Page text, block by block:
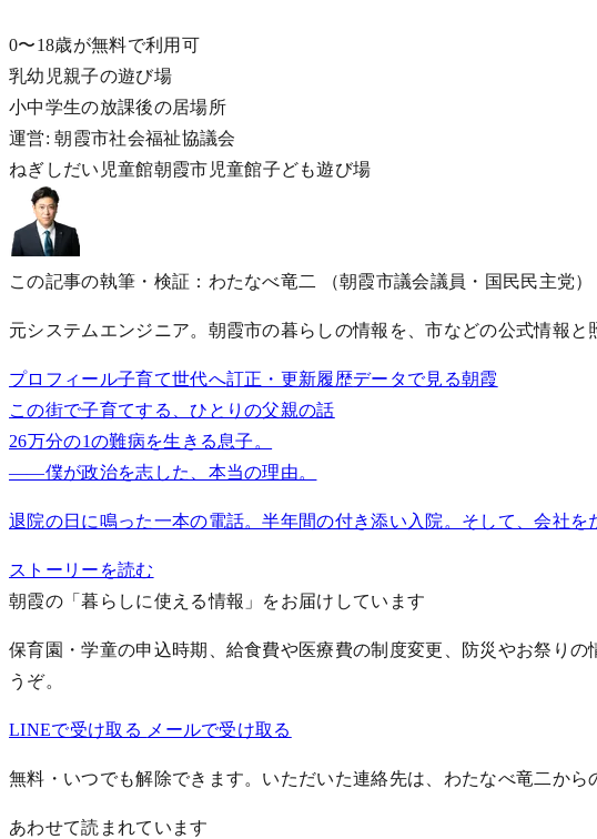
0〜18歳が無料で利用可
乳幼児親子の遊び場
小中学生の放課後の居場所
運営: 朝霞市社会福祉協議会
ねぎしだい児童館朝霞市 児童館子ども遊び場
この記事の執筆・検証：わたなべ竜二 （朝霞市議会議員・国民民主党）
元システムエンジニア。朝霞市の暮らしの情報を、市などの公式情報
プロフィール子育て世代へ訂正・更新履歴データで見る朝霞
この街で子育てする、ひとりの父親の話
26万分の1の難病を生きる息子。
——僕が政治を志した、本当の理由。
退院の日に鳴った一本の電話。半年間の付き添い入院。そして、会社
ストーリーを読む
朝霞の「暮らしに使える情報」をお届けしています
保育園・学童の申込時期、給食費や医療費の制度変更、防災やお祭り
うぞ。
LINEで受け取る メールで受け取る
無料・いつでも解除できます。いただいた連絡先は、わたなべ竜二か
あわせて読まれています